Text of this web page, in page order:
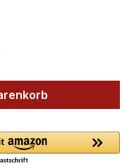
Wert